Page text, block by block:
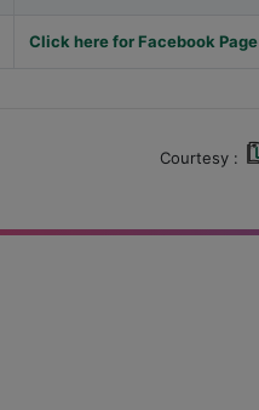
Click here for Facebook Page
Courtesy :